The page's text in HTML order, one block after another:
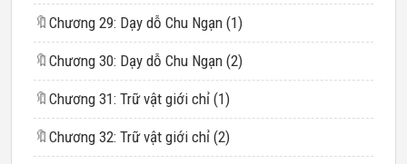
🔖 Chương 29: Dạy dỗ Chu Ngạn (1)
🔖 Chương 30: Dạy dỗ Chu Ngạn (2)
🔖 Chương 31: Trữ vật giới chỉ (1)
🔖 Chương 32: Trữ vật giới chỉ (2)